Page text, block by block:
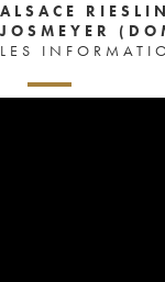
ALSACE
JOSMEYER
LES